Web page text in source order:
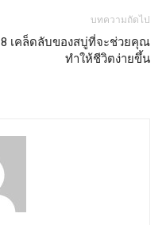
บทความถัดไป
8 เคล็ดลับของสบู่ที่จะช่วยคุณ
ทำให้ชีวิตง่ายขึ้น